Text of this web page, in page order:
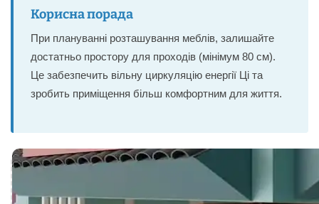
Корисна порада
При плануванні розташування меблів, залишайте
достатньо простору для проходів (мінімум 80 см).
Це забезпечить вільну циркуляцію енергії Ці та
зробить приміщення більш комфортним для життя.